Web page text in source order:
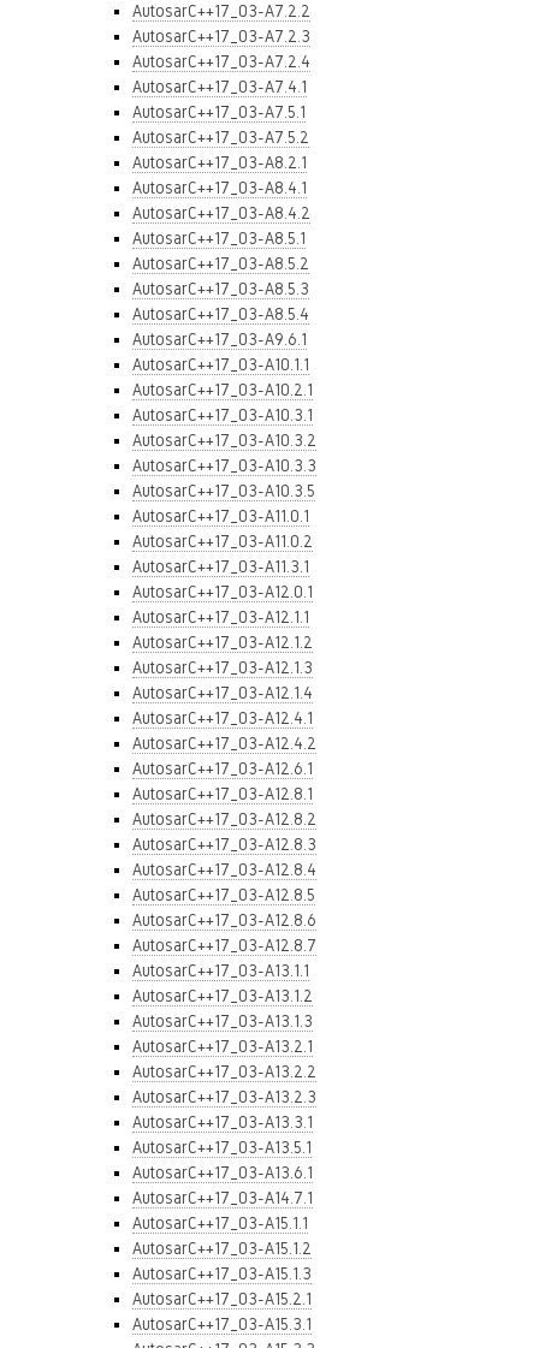
AutosarC++17_03-A7.2.2
AutosarC++17_03-A7.2.3
AutosarC++17_03-A7.2.4
AutosarC++17_03-A7.4.1
AutosarC++17_03-A7.5.1
AutosarC++17_03-A7.5.2
AutosarC++17_03-A8.2.1
AutosarC++17_03-A8.4.1
AutosarC++17_03-A8.4.2
AutosarC++17_03-A8.5.1
AutosarC++17_03-A8.5.2
AutosarC++17_03-A8.5.3
AutosarC++17_03-A8.5.4
AutosarC++17_03-A9.6.1
AutosarC++17_03-A10.1.1
AutosarC++17_03-A10.2.1
AutosarC++17_03-A10.3.1
AutosarC++17_03-A10.3.2
AutosarC++17_03-A10.3.3
AutosarC++17_03-A10.3.5
AutosarC++17_03-A11.0.1
AutosarC++17_03-A11.0.2
AutosarC++17_03-A11.3.1
AutosarC++17_03-A12.0.1
AutosarC++17_03-A12.1.1
AutosarC++17_03-A12.1.2
AutosarC++17_03-A12.1.3
AutosarC++17_03-A12.1.4
AutosarC++17_03-A12.4.1
AutosarC++17_03-A12.4.2
AutosarC++17_03-A12.6.1
AutosarC++17_03-A12.8.1
AutosarC++17_03-A12.8.2
AutosarC++17_03-A12.8.3
AutosarC++17_03-A12.8.4
AutosarC++17_03-A12.8.5
AutosarC++17_03-A12.8.6
AutosarC++17_03-A12.8.7
AutosarC++17_03-A13.1.1
AutosarC++17_03-A13.1.2
AutosarC++17_03-A13.1.3
AutosarC++17_03-A13.2.1
AutosarC++17_03-A13.2.2
AutosarC++17_03-A13.2.3
AutosarC++17_03-A13.3.1
AutosarC++17_03-A13.5.1
AutosarC++17_03-A13.6.1
AutosarC++17_03-A14.7.1
AutosarC++17_03-A15.1.1
AutosarC++17_03-A15.1.2
AutosarC++17_03-A15.1.3
AutosarC++17_03-A15.2.1
AutosarC++17_03-A15.3.1